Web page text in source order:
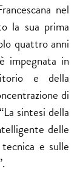
nel
la sua prima
quattro anni
impegnata in
e della
di
sintesi della
delle
e sulle